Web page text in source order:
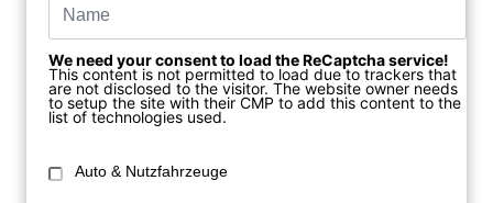
We need your consent to load the ReCaptcha service!
This content is not permitted to load due to trackers that
are not disclosed to the visitor. The website owner needs
to setup the site with their CMP to add this content to the
list of technologies used.
Auto & Nutzfahrzeuge